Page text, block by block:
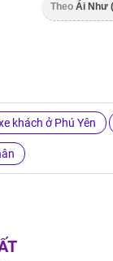
Theo Ái Như
khách ở Phú Yên